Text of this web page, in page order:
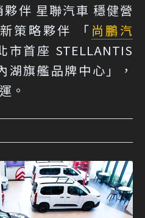
伴 星聯汽車 穩健營
策略夥伴 「 尚鵬汽
市首座 STELLANTIS
湖旗艦品牌中心」，
。